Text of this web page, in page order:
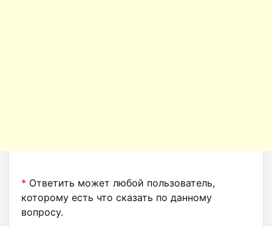
* Ответить может любой пользователь,
которому есть что сказать по данному
вопросу.